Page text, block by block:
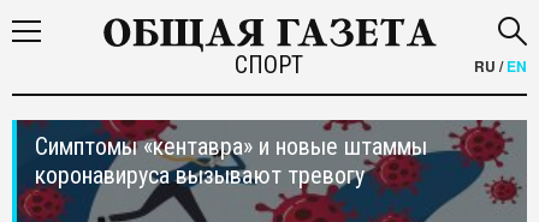
СПОРТ RU /EN
Симптомы «кентавра» и новые штаммы
коронавируса вызывают тревогу